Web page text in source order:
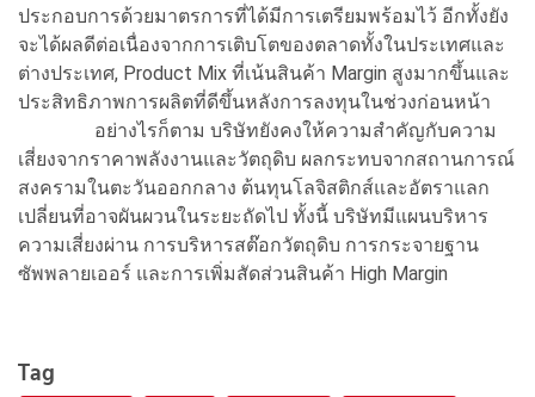
ประกอบการด้วยมาตรการที่ได้มีการเตรียมพร้อมไว้ อีกทั้งยัง
จะได้ผลดีต่อเนื่องจากการเติบโตของตลาดทั้งในประเทศและ
ต่างประเทศ, Product Mix ที่เน้นสินค้า Margin สูงมากขึ้นและ
ประสิทธิภาพการผลิตที่ดีขึ้นหลังการลงทุนในช่วงก่อนหน้า
อย่างไรก็ตาม บริษัทยังคงให้ความสำคัญกับความ
เสี่ยงจากราคาพลังงานและวัตถุดิบ ผลกระทบจากสถานการณ์
สงครามในตะวันออกกลาง ต้นทุนโลจิสติกส์และอัตราแลก
เปลี่ยนที่อาจผันผวนในระยะถัดไป ทั้งนี้ บริษัทมีแผนบริหาร
ความเสี่ยงผ่าน การบริหารสต๊อกวัตถุดิบ การกระจายฐาน
ซัพพลายเออร์ และการเพิ่มสัดส่วนสินค้า High Margin
Tag